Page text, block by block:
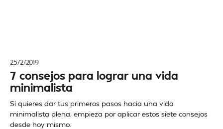
25/2/2019
7 consejos para lograr una vida
minimalista
Si quieres dar tus primeros pasos hacia una vida
minimalista plena, empieza por aplicar estos siete consejos
desde hoy mismo.